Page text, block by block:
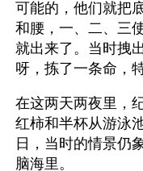
可能的，他们就把
和腰，一、二、三
就出来了。当时拽
呀，拣了一条命，
在这两天两夜里，
红柿和半杯从游泳
日，当时的情景仍
脑海里。